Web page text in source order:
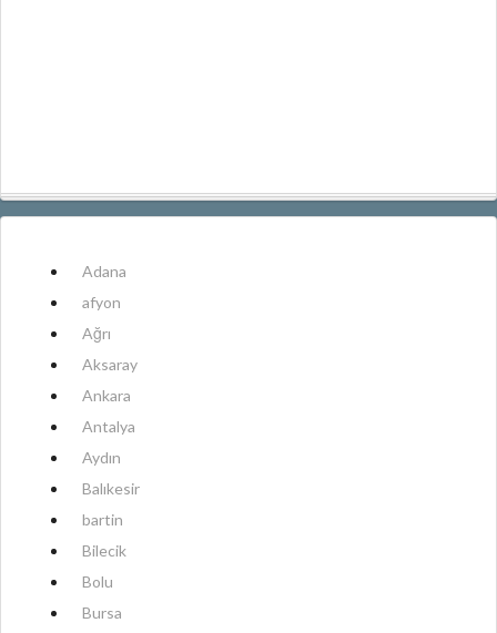
Adana
afyon
Ağrı
Aksaray
Ankara
Antalya
Aydın
Balıkesir
bartin
Bilecik
Bolu
Bursa